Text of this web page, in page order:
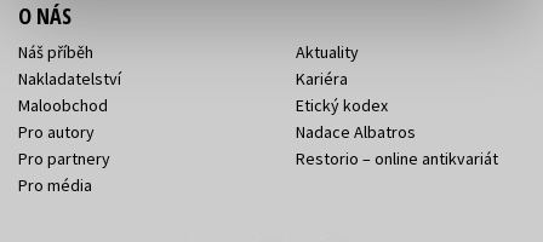
O NÁS
Náš příběh
Nakladatelství
Maloobchod
Pro autory
Pro partnery
Pro média
Aktuality
Kariéra
Etický kodex
Nadace Albatros
Restorio – online antikvariát